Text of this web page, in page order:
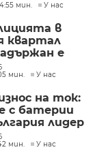
мин. У нас
в
квартал
е
са
000 евро
мин.
У нас
на ток:
с батерии
лидер
мин.
У нас